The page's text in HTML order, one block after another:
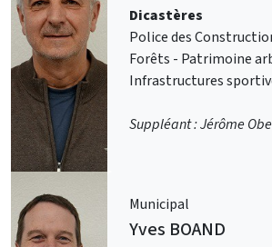
Dicastères
Police des
Forêts - Patrimoine
Infrastructures
Suppléant : Jérôme
Municipal
Yves BOAND